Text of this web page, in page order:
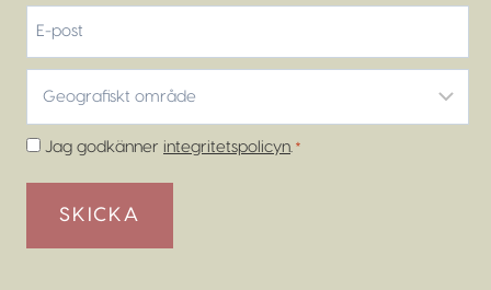
post
område
*
Samtycke
Jag godkänner integritetspolicyn. *